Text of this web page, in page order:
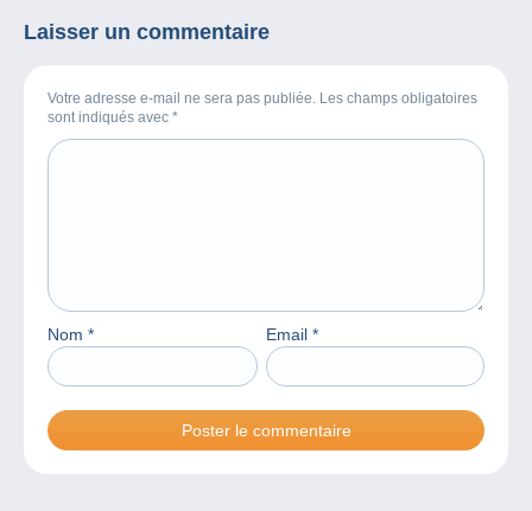
Laisser un commentaire
Votre adresse e-mail ne sera pas publiée. Les champs obligatoires
sont indiqués avec *
Nom * Email *